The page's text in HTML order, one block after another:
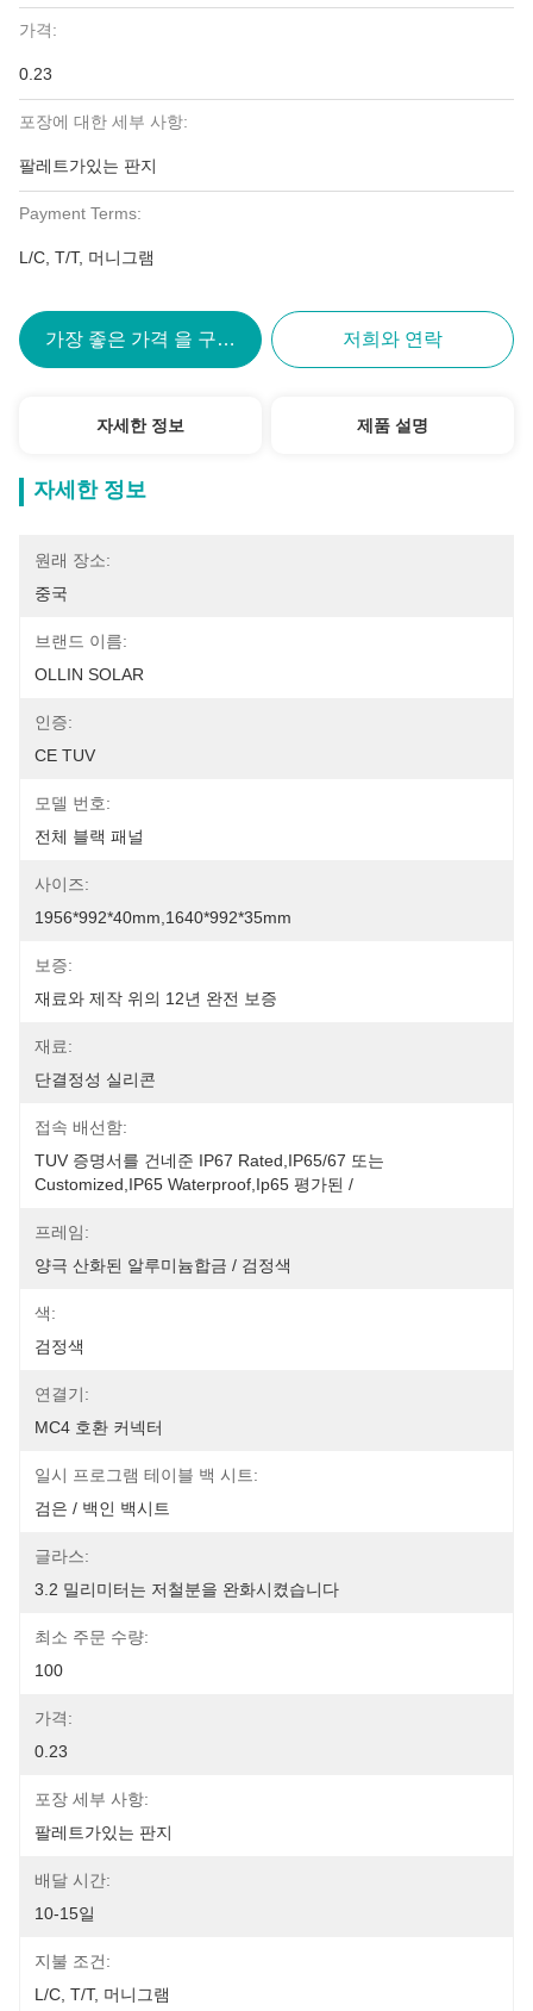
가격:
0.23
포장에 대한 세부 사항:
팔레트가있는 판지
Payment Terms:
L/C, T/T, 머니그램
가장 좋은 가격 을 구하라 저희와 연락
자세한 정보 제품 설명
자세한 정보
원래 장소:
중국
브랜드 이름:
OLLIN SOLAR
인증:
CE TUV
모델 번호:
전체 블랙 패널
사이즈:
1956*992*40mm,1640*992*35mm
보증:
재료와 제작 위의 12년 완전 보증
재료:
단결정성 실리콘
접속 배선함:
TUV 증명서를 건네준 IP67 Rated,IP65/67 또는
Customized,IP65 Waterproof,Ip65 평가된 /
프레임:
양극 산화된 알루미늄합금 / 검정색
색:
검정색
연결기:
MC4 호환 커넥터
일시 프로그램 테이블 백 시트:
검은 / 백인 백시트
글라스:
3.2 밀리미터는 저철분을 완화시켰습니다
최소 주문 수량:
100
가격:
0.23
포장 세부 사항:
팔레트가있는 판지
배달 시간:
10-15일
지불 조건:
L/C, T/T, 머니그램